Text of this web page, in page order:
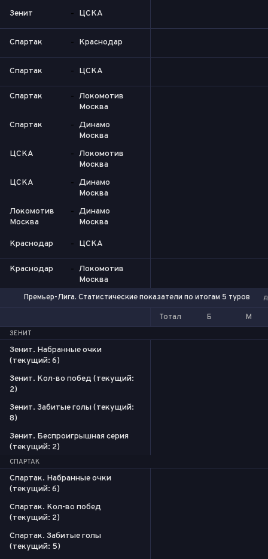
Зенит - ЦСКА
Спартак - Краснодар
Спартак - ЦСКА
Спартак - Локомотив
Москва
Спартак
- Динамо
Москва
ЦСКА
- Локомотив
Москва
ЦСКА
- Динамо
Москва
Локомотив
Москва
- Динамо
Москва
Краснодар - ЦСКА
Краснодар - Локомотив
Москва
Премьер-Лига. Статистические показатели по итогам 5 туров
Тотал Б М
ЗЕНИТ
Зенит. Набранные очки
(текущий: 6)
Зенит. Кол-во побед (текущий:
2)
Зенит. Забитые голы (текущий:
8)
Зенит. Беспроигрышная серия
(текущий: 2)
СПАРТАК
Спартак. Набранные очки
(текущий: 6)
Спартак. Кол-во побед
(текущий: 2)
Спартак. Забитые голы
(текущий: 5)